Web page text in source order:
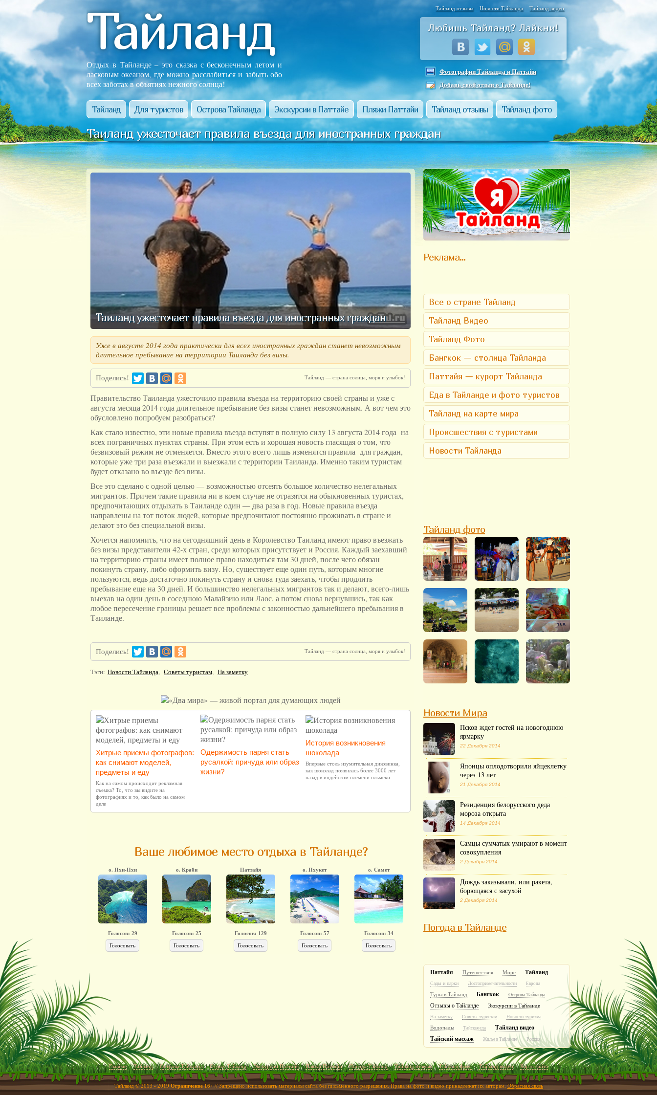
Тайланд
Отдых в Тайланде – это сказка с бесконечным летом и
ласковым океаном, где можно расслабиться и забыть обо
всех заботах в объятиях нежного солнца!
Тайланд отзывы Новости Тайланда Тайланд видео
Любишь Тайланд? Лайкни!
Фотографии Тайланда и Паттайи
Добавь свой отзыв о Тайланде!
Тайланд Для туристов Острова Тайланда Экскурсии в Паттайе Пляжи Паттайи Тайланд отзывы Тайланд фото
Таиланд ужесточает правила въезда для иностранных граждан
Таиланд ужесточает правила въезда для иностранных граждан
Уже в августе 2014 года практически для всех иностранных граждан станет невозможным
длительное пребывание на территории Таиланда без визы.
Поделись! Тайланд — страна солнца, моря и улыбок!
Правительство Таиланда ужесточило правила въезда на территорию своей страны и уже с
августа месяца 2014 года длительное пребывание без визы станет невозможным. А вот чем это
обусловлено попробуем разобраться?
Как стало известно, эти новые правила въезда вступят в полную силу 13 августа 2014 года на
всех пограничных пунктах страны. При этом есть и хорошая новость гласящая о том, что
безвизовый режим не отменяется. Вместо этого всего лишь изменятся правила для граждан,
которые уже три раза въезжали и выезжали с территории Таиланда. Именно таким туристам
будет отказано во въезде без визы.
Все это сделано с одной целью — возможностью отсеять большое количество нелегальных
мигрантов. Причем такие правила ни в коем случае не отразятся на обыкновенных туристах,
предпочитающих отдыхать в Таиланде один — два раза в год. Новые правила въезда
направлены на тот поток людей, которые предпочитают постоянно проживать в стране и
делают это без специальной визы.
Хочется напомнить, что на сегодняшний день в Королевство Таиланд имеют право въезжать
без визы представители 42-х стран, среди которых присутствует и Россия. Каждый заехавший
на территорию страны имеет полное право находиться там 30 дней, после чего обязан
покинуть страну, либо оформить визу. Но, существует еще один путь, которым многие
пользуются, ведь достаточно покинуть страну и снова туда заехать, чтобы продлить
пребывание еще на 30 дней. И большинство нелегальных мигрантов так и делают, всего-лишь
выехав на один день в соседнюю Малайзию или Лаос, а потом снова вернувшись, так как
любое пересечение границы решает все проблемы с законностью дальнейшего пребывания в
Таиланде.
Поделись! Тайланд — страна солнца, моря и улыбок!
Тэги: Новости Тайланда, Советы туристам, На заметку
Хитрые приемы фотографов:
как снимают моделей,
предметы и еду
Как на самом происходит рекламная
съемка? То, что вы видите на
фотографиях и то, как было на самом
деле
Одержимость парня стать
русалкой: причуда или образ
жизни?
История возникновения
шоколада
Впервые столь изумительная диковинка,
как шоколад появилась более 3000 лет
назад в индейском племени ольмеки
Ваше любимое место отдыха в Тайланде?
о. Пхи-Пхи о. Краби Паттайя о. Пхукет о. Самет
Голосов: 29
Голосовать
Голосов: 25
Голосовать
Голосов: 129
Голосовать
Голосов: 57
Голосовать
Голосов: 34
Голосовать
Реклама...
Все о стране Тайланд
Тайланд Видео
Тайланд Фото
Бангкок — столица Тайланда
Паттайя — курорт Тайланда
Еда в Тайланде и фото туристов
Тайланд на карте мира
Происшествия с туристами
Новости Тайланда
Тайланд фото
Новости Мира
Псков ждет гостей на новогоднюю
ярмарку
22 Декабря 2014
Японцы оплодотворили яйцеклетку
через 13 лет
21 Декабря 2014
Резиденция белорусского деда
мороза открыта
14 Декабря 2014
Самцы сумчатых умирают в момент
совокупления
2 Декабря 2014
Дождь заказывали, или ракета,
борющаяся с засухой
2 Декабря 2014
Погода в Тайланде
Паттайя Путешествия Море Тайланд
Сады и парки Достопримечательности Европа
Туры в Тайланд Бангкок Острова Тайланда
Отзывы о Тайланде Экскурсии в Тайланде
На заметку Советы туристам Новости туризма
Водопады Тайская еда
Тайланд видео
Тайский массаж
Жилье в Тайланде Россия
Главная Тайланд Острова Тайланда Отдых Тайланд Экскурсии Паттайя Пляжи Паттайи Погода Тайланд Тайланд отзывы Тайланд фото Тайланд видео Карта сайта
Тайланд © 2013 - 2019Ограничение 16+// Запрещено использовать материалы сайта без письменного разрешения. Права на фото и видео принадлежат их авторам.Обратная связь